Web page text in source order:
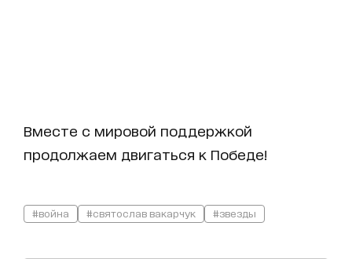
Вместе с мировой поддержкой
продолжаем двигаться к Победе!
#война #святослав вакарчук #звезды